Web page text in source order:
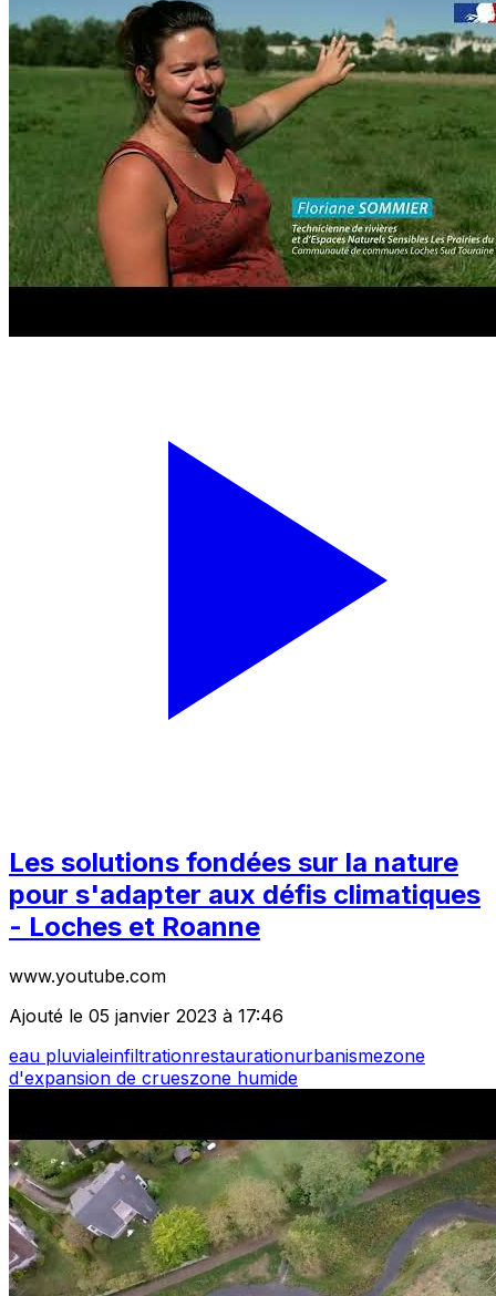
Les solutions fondées sur la nature
pour s'adapter aux défis climatiques
- Loches et Roanne
www.youtube.com
Ajouté le 05 janvier 2023 à 17:46
eau pluvialeinfiltrationrestaurationurbanismezone
d'expansion de crueszone humide